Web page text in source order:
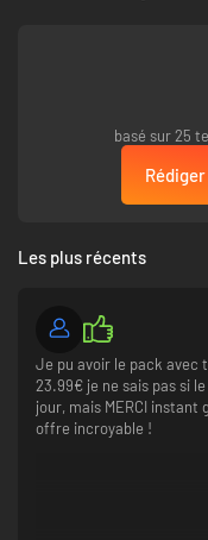
Revivez le Moyen
basé sur 25
Les plus récents
Je pu avoir le pack avec
23.99€ je ne sais pas si
jour, mais MERCI
offre incroyable !